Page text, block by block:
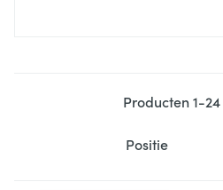
Producten1-24
Sorteer op: